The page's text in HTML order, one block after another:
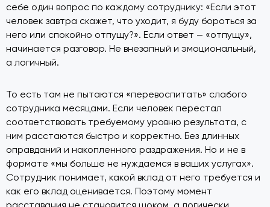
себе один вопрос по каждому сотруднику: «Если этот
человек завтра скажет, что уходит, я буду бороться за
него или спокойно отпущу?». Если ответ — «отпущу»,
начинается разговор. Не внезапный и эмоциональный,
а логичный.
То есть там не пытаются «перевоспитать» слабого
сотрудника месяцами. Если человек перестал
соответствовать требуемому уровню результата, с
ним расстаются быстро и корректно. Без длинных
оправданий и накопленного раздражения. Но и не в
формате «мы больше не нуждаемся в ваших услугах».
Сотрудник понимает, какой вклад от него требуется и
как его вклад оценивается. Поэтому момент